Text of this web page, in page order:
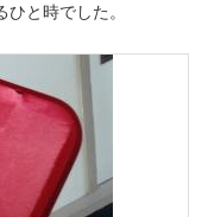
ひと時でした。